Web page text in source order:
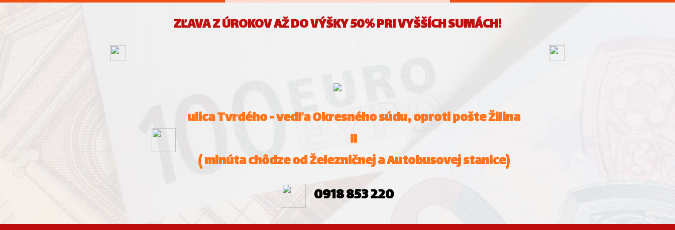
ZĽAVA Z ÚROKOV AŽ DO VÝŠKY 50% PRI VYŠŠÍCH SUMÁCH!
ulica Tvrdého - vedľa Okresného súdu, oproti pošte Žilina
II
( minúta chôdze od Železničnej a Autobusovej stanice)
0918 853 220